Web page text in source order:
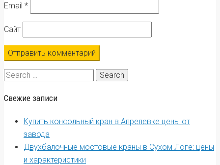
Email *
Сайт
Search
Свежие записи
Купить консольный кран в Апрелевке цены от
завода
Двухбалочные мостовые краны в Сухом Логе: цены
и характеристики